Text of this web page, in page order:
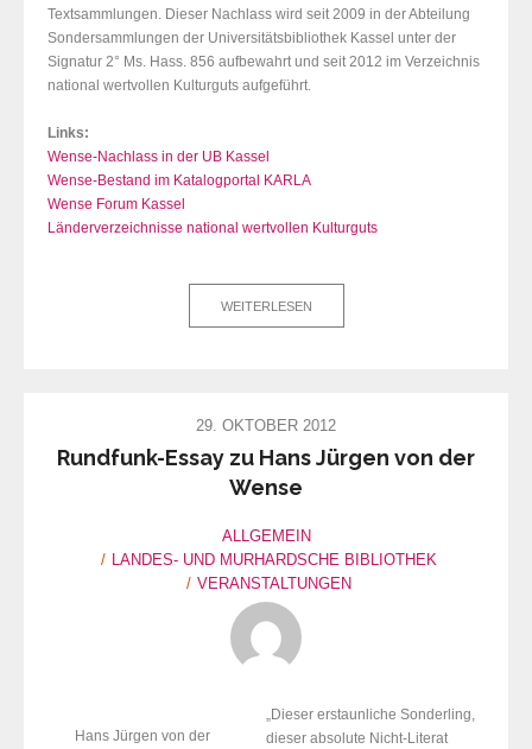
Textsammlungen. Dieser Nachlass wird seit 2009 in der Abteilung
Sondersammlungen der Universitätsbibliothek Kassel unter der
Signatur 2° Ms. Hass. 856 aufbewahrt und seit 2012 im Verzeichnis
national wertvollen Kulturguts aufgeführt.
Links:
Wense-Nachlass in der UB Kassel
Wense-Bestand im Katalogportal KARLA
Wense Forum Kassel
Länderverzeichnisse national wertvollen Kulturguts
WEITERLESEN
29. OKTOBER 2012
Rundfunk-Essay zu Hans Jürgen von der
Wense
ALLGEMEIN
LANDES- UND MURHARDSCHE BIBLIOTHEK
VERANSTALTUNGEN
Hans Jürgen von der
„Dieser erstaunliche Sonderling,
dieser absolute Nicht-Literat